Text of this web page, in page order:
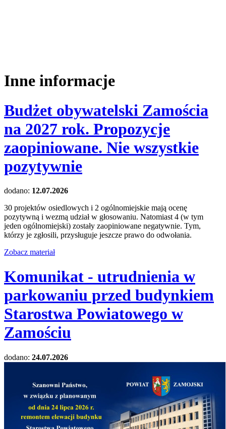
Inne informacje
Budżet obywatelski Zamościa
na 2027 rok. Propozycje
zaopiniowane. Nie wszystkie
pozytywnie
dodano: 12.07.2026
30 projektów osiedlowych i 2 ogólnomiejskie mają ocenę
pozytywną i wezmą udział w głosowaniu. Natomiast 4 (w tym
jeden ogólnomiejski) zostały zaopiniowane negatywnie. Tym,
którzy je zgłosili, przysługuje jeszcze prawo do odwołania.
Zobacz materiał
Komunikat - utrudnienia w
parkowaniu przed budynkiem
Starostwa Powiatowego w
Zamościu
dodano: 24.07.2026